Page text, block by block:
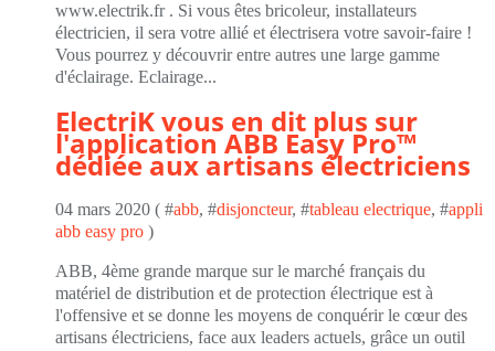
www.electrik.fr . Si vous êtes bricoleur, installateurs
électricien, il sera votre allié et électrisera votre savoir-faire !
Vous pourrez y découvrir entre autres une large gamme
d'éclairage. Eclairage...
ElectriK vous en dit plus sur
l'application ABB Easy Pro™
dédiée aux artisans électriciens
04 mars 2020 ( #abb, #disjoncteur, #tableau electrique, #appli
abb easy pro )
ABB, 4ème grande marque sur le marché français du
matériel de distribution et de protection électrique est à
l'offensive et se donne les moyens de conquérir le cœur des
artisans électriciens, face aux leaders actuels, grâce un outil